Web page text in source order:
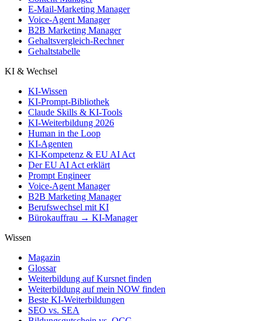
E-Mail-Marketing Manager
Voice-Agent Manager
B2B Marketing Manager
Gehaltsvergleich-Rechner
Gehaltstabelle
KI & Wechsel
KI-Wissen
KI-Prompt-Bibliothek
Claude Skills & KI-Tools
KI-Weiterbildung 2026
Human in the Loop
KI-Agenten
KI-Kompetenz & EU AI Act
Der EU AI Act erklärt
Prompt Engineer
Voice-Agent Manager
B2B Marketing Manager
Berufswechsel mit KI
Bürokauffrau → KI-Manager
Wissen
Magazin
Glossar
Weiterbildung auf Kursnet finden
Weiterbildung auf mein NOW finden
Beste KI-Weiterbildungen
SEO vs. SEA